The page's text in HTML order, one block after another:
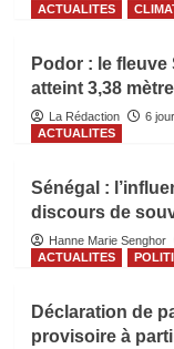
ACTUALITES
Podor : le
atteint 3,38
La Rédaction
6
ACTUALITES
Sénégal :
discours de
Hanne Marie Senghor
ACTUALITES
Déclaration de
provisoire à